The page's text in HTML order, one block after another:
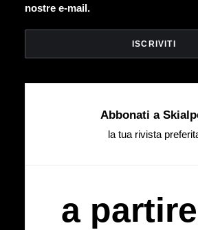
nostre e-mail.
Abbonati a
la tua rivista
a